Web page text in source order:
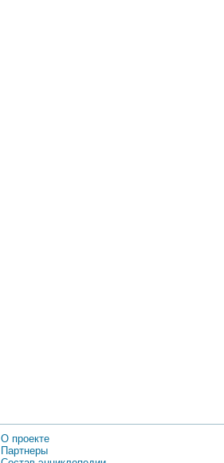
О проекте
Партнеры